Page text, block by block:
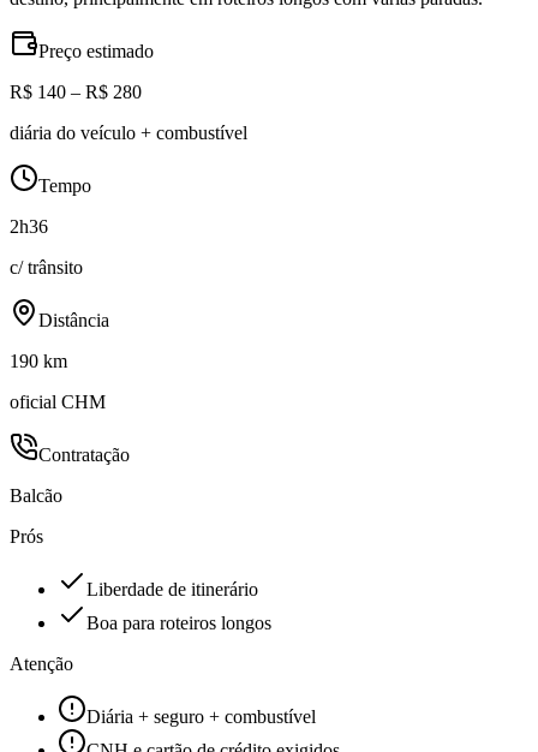
Preço estimado
R$ 140 – R$ 280
diária do veículo + combustível
Tempo
2h36
c/ trânsito
Distância
190 km
oficial CHM
Contratação
Balcão
Prós
Liberdade de itinerário
Boa para roteiros longos
Atenção
Diária + seguro + combustível